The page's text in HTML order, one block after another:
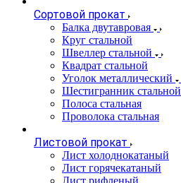
Сортовой прокат
Балка двутавровая
Круг стальной
Швеллер стальной
Квадрат стальной
Уголок металлический
Шестигранник стальной
Полоса стальная
Проволока стальная
Листовой прокат
Лист холоднокатаный
Лист горячекатаный
Лист рифленый